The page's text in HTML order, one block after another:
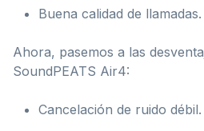
Buena calidad de llamadas.
Ahora, pasemos a las
SoundPEATS Air4:
Cancelación de ruido débil.